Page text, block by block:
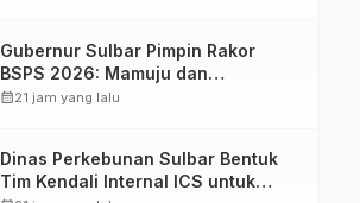
Gubernur Sulbar Pimpin Rakor
BSPS 2026: Mamuju dan
Pasangkayu Masih Nol Realisasi
calendar_month21 jam yang lalu
Dinas Perkebunan Sulbar Bentuk
Tim Kendali Internal ICS untuk